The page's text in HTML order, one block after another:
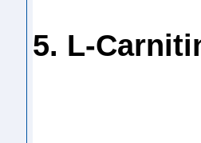
5. L-